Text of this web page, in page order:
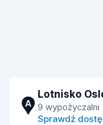
A
Lotnisko
9 wypożyczalni
Sprawdź